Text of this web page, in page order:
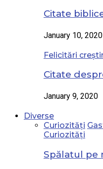
Citate
January 10, 2020
Felicitări
Citate
January 9, 2020
Diverse
Curiozități
Curiozități
Spălatul pe